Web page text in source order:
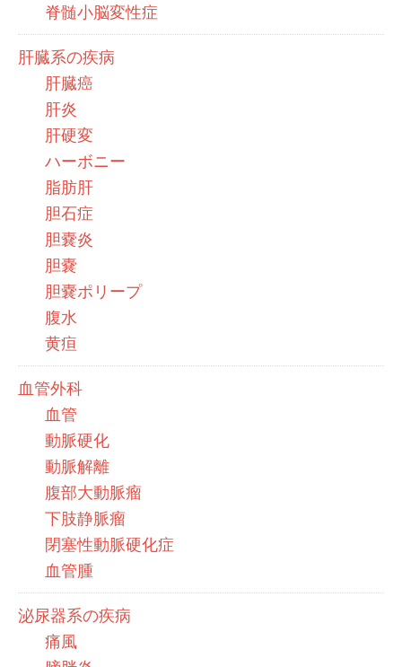
脊髄小脳変性症
肝臓系の疾病
肝臓癌
肝炎
肝硬変
ハーボニー
脂肪肝
胆石症
胆嚢炎
胆嚢
胆嚢ポリープ
腹水
黄疸
血管外科
血管
動脈硬化
動脈解離
腹部大動脈瘤
下肢静脈瘤
閉塞性動脈硬化症
血管腫
泌尿器系の疾病
痛風